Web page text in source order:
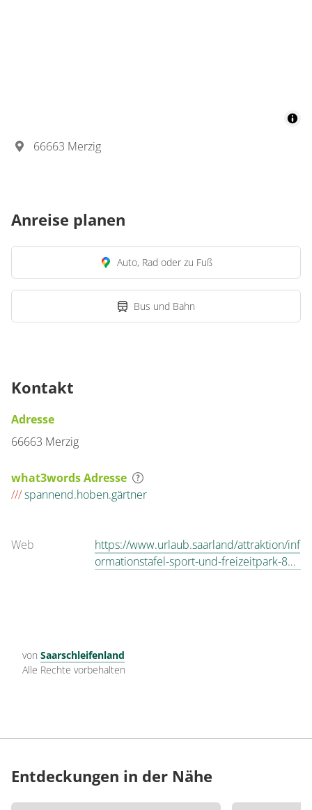
66663 Merzig
Anreise planen
Auto, Rad oder zu Fuß
Bus und Bahn
Kontakt
Adresse
66663 Merzig
what3words Adresse
///spannend.hoben.gärtner
Web
https://www.urlaub.saarland/attraktion/inf
ormationstafel-sport-und-freizeitpark-8d6
von Saarschleifenland
Alle Rechte vorbehalten
Entdeckungen in der Nähe